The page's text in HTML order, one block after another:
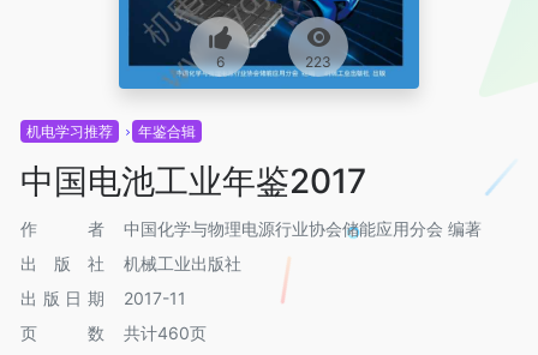
6 223
机电学习推荐 年鉴合辑
中国电池工业年鉴2017
作者
中国化学与物理电源行业协会储能应用分会 编著
出版社
机械工业出版社
出版日期
2017-11
页数
共计460页